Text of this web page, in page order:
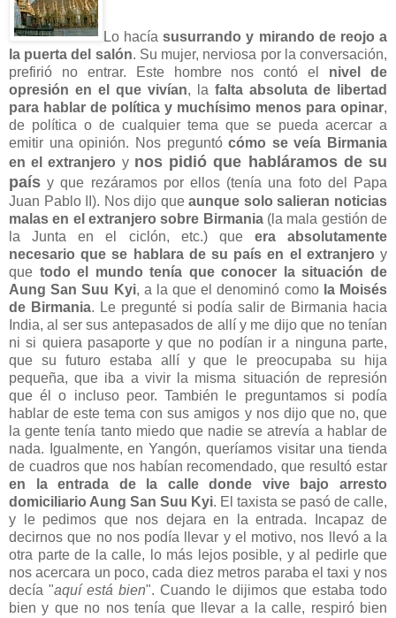
Lo hacíasusurrando y mirando de reojo a
la puerta del salón. Su mujer, nerviosa por la conversación,
prefirió no entrar. Este hombre nos contó el nivel de
opresión en el que vivían, la falta absoluta de libertad
para hablar de política y muchísimo menos para opinar,
de política o de cualquier tema que se pueda acercar a
emitir una opinión. Nos preguntócómo se veía Birmania
en el extranjero y nos pidió que habláramos de su
país y que rezáramos por ellos (tenía una foto del Papa
Juan Pablo II). Nos dijo queaunque solo salieran noticias
malas en el extranjero sobre Birmania(la mala gestión de
la Junta en el ciclón, etc.) que era absolutamente
necesario que se hablara de su país en el extranjero y
que todo el mundo tenía que conocer la situación de
Aung San Suu Kyi, a la que el denominó como la Moisés
de Birmania. Le pregunté si podía salir de Birmania hacia
India, al ser sus antepasados de allí y me dijo que no tenían
ni si quiera pasaporte y que no podían ir a ninguna parte,
que su futuro estaba allí y que le preocupaba su hija
pequeña, que iba a vivir la misma situación de represión
que él o incluso peor. También le preguntamos si podía
hablar de este tema con sus amigos y nos dijo que no, que
la gente tenía tanto miedo que nadie se atrevía a hablar de
nada. Igualmente, en Yangón, queríamos visitar una tienda
de cuadros que nos habían recomendado, que resultó estar
en la entrada de la calle donde vive bajo arresto
domiciliario Aung San Suu Kyi. El taxista se pasó de calle,
y le pedimos que nos dejara en la entrada. Incapaz de
decirnos que no nos podía llevar y el motivo, nos llevó a la
otra parte de la calle, lo más lejos posible, y al pedirle que
nos acercara un poco, cada diez metros paraba el taxi y nos
decía "aquí está bien". Cuando le dijimos que estaba todo
bien y que no nos tenía que llevar a la calle, respiró bien